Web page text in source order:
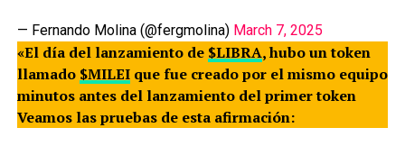
— Fernando Molina (@fergmolina) March 7, 2025
«El día del lanzamiento de $LIBRA, hubo un token
llamado $MILEIque fue creado por el mismo equipo
minutos antes del lanzamiento del primer token
Veamos las pruebas de esta afirmación: